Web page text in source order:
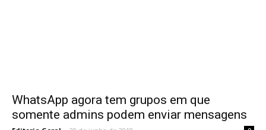
WhatsApp agora tem grupos em que
somente admins podem enviar mensagens